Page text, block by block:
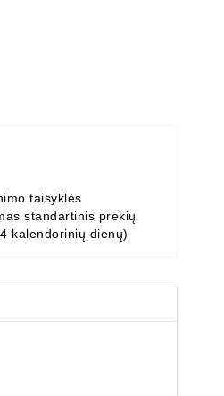
taisyklės
standartinis prekių
kalendorinių dienų)